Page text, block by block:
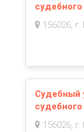
156026,
Судебный
156026,